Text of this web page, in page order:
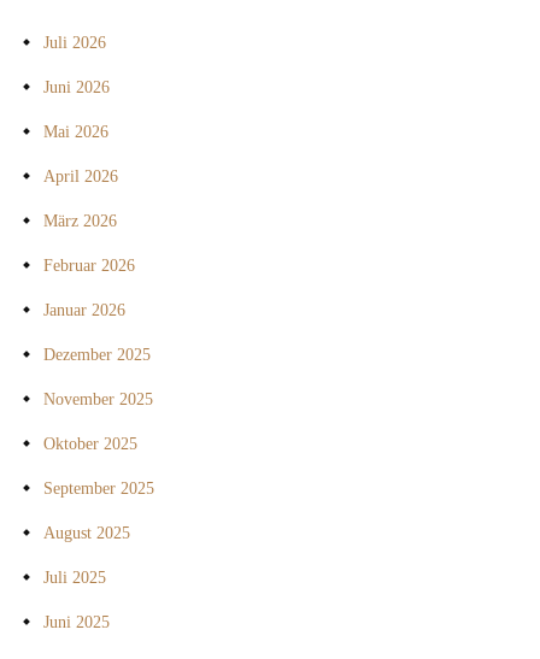
Juli 2026
Juni 2026
Mai 2026
April 2026
März 2026
Februar 2026
Januar 2026
Dezember 2025
November 2025
Oktober 2025
September 2025
August 2025
Juli 2025
Juni 2025